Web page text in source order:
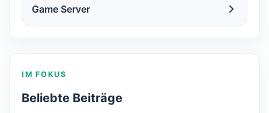
Game Server
IM FOKUS
Beliebte Beiträge